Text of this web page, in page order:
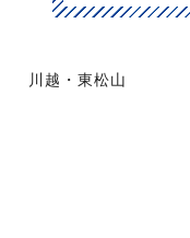
川越・東松山